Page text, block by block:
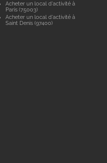
Acheter un local d'activité à
Paris (75003)
Acheter un local d'activité à
Saint Denis (97400)